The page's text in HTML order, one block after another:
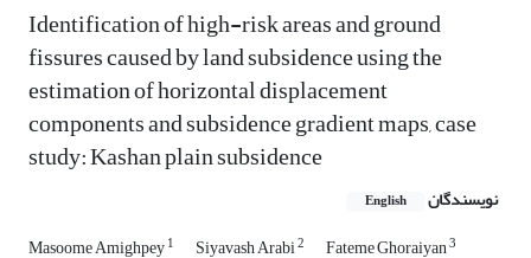
Identification of high-risk areas and ground
fissures caused by land subsidence using the
estimation of horizontal displacement
components and subsidence gradient maps, case
study: Kashan plain subsidence
نویسندگان English
Masoome Amighpey1 Siyavash Arabi2 Fateme Ghoraiyan3